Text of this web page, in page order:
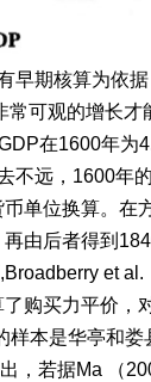
早期核算为依
可观的增长才
在1600年为
不远，1600年
单位换算。在
由后者得到
et al.
购买力平价，
本是华亭和娄
，若据Ma （